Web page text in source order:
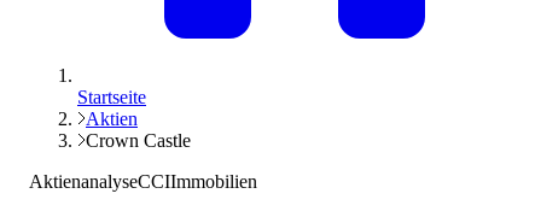
Startseite
Aktien
Crown Castle
AktienanalyseCCIImmobilien